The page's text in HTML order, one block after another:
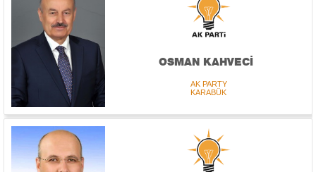
OSMAN KAHVECİ
AK PARTY
KARABÜK